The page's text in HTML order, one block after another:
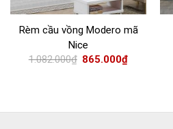
Rèm cầu vồng Modero mã
Nice
1.082.000₫ 865.000₫